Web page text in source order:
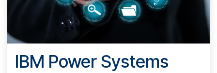
IBM Power Systems